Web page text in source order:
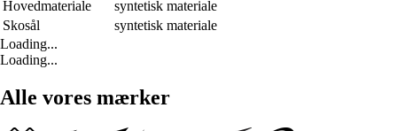
Hovedmateriale
syntetisk materiale
Skosål
syntetisk materiale
Loading...
Loading...
Alle vores mærker